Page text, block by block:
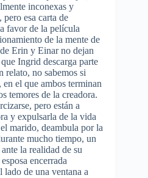
inconexas y
esa carta de
favor de la película
de la mente de
Erin y Einar no dejan
Ingrid descarga parte
relato, no sabemos si
el que ambos terminan
temores de la creadora.
pero están a
y expulsarla de la vida
marido, deambula por la
mucho tiempo, un
la realidad de su
encerrada
lado de una ventana a